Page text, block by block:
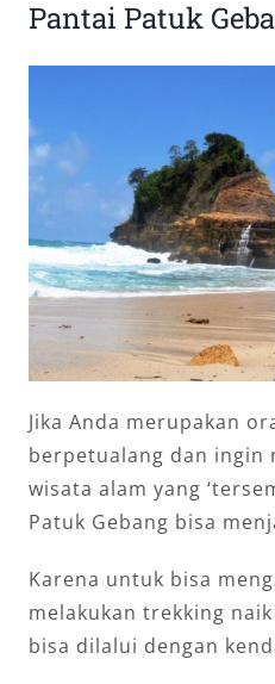
Pantai Patuk
Jika Anda merupakan
berpetualang dan ingin
wisata alam yang
Patuk Gebang bisa
Karena untuk bisa
melakukan trekking
bisa dilalui dengan